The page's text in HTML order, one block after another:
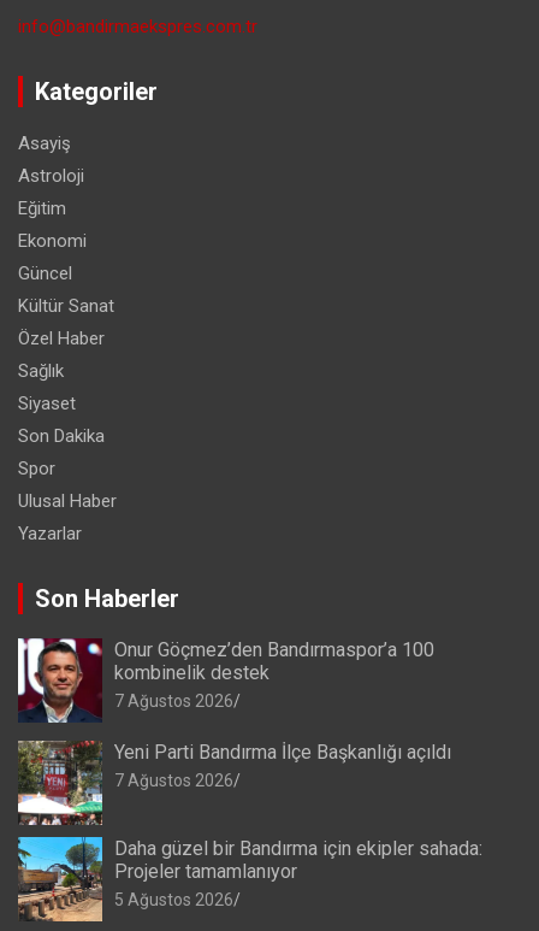
info@bandirmaekspres.com.tr
Kategoriler
Asayiş
Astroloji
Eğitim
Ekonomi
Güncel
Kültür Sanat
Özel Haber
Sağlık
Siyaset
Son Dakika
Spor
Ulusal Haber
Yazarlar
Son Haberler
Onur Göçmez’den Bandırmaspor’a 100
kombinelik destek
7 Ağustos 2026
Yeni Parti Bandırma İlçe Başkanlığı açıldı
7 Ağustos 2026
Daha güzel bir Bandırma için ekipler sahada:
Projeler tamamlanıyor
5 Ağustos 2026